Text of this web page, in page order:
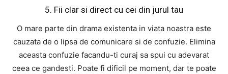
5. Fii clar si direct cu cei din jurul tau
O mare parte din drama existenta in viata noastra este
cauzata de o lipsa de comunicare si de confuzie. Elimina
aceasta confuzie facandu-ti curaj sa spui cu adevarat
ceea ce gandesti. Poate fi dificil pe moment, dar te poate